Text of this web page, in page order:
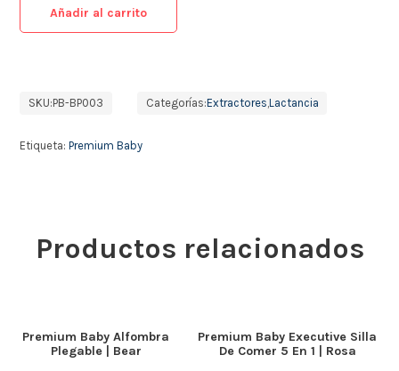
Añadir al carrito
SKU:PB-BP003 Categorías:Extractores,Lactancia
Etiqueta:Premium Baby
Productos relacionados
Premium Baby Alfombra
Plegable | Bear
Premium Baby Executive Silla
De Comer 5 En 1 | Rosa